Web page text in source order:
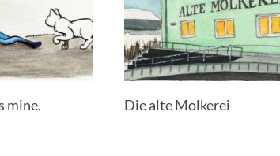
mine. Die alte Molkerei